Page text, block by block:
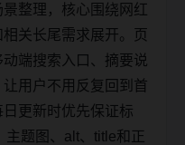
整理，核心围绕网红
关长尾需求展开。页
端搜索入口、摘要说
用户不用反复回到首
更新时优先保证标
题图、alt、title和正